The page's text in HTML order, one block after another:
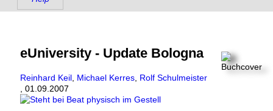
eUniversity - Update Bologna
Reinhard Keil Michael Kerres Rolf Schulmeister
01.09.2007